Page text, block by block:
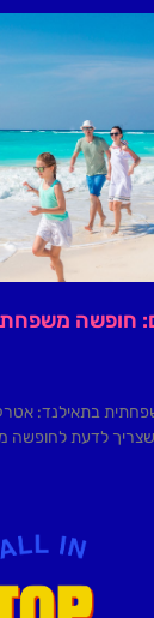
חופשה
בתאילנד:
שצריך לדעת לחופשה